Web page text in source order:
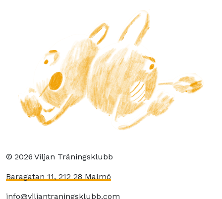
© 2026 Viljan Träningsklubb
Baragatan 11, 212 28 Malmö
info@viljantraningsklubb.com